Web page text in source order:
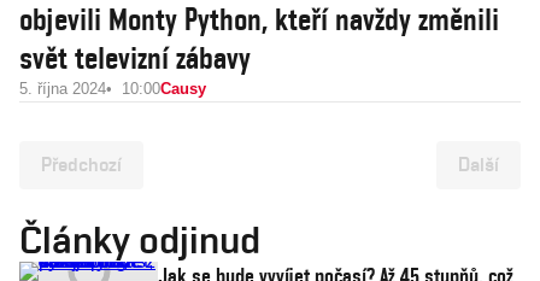
objevili Monty Python, kteří navždy změnili
svět televizní zábavy
5. října 2024 10:00Causy
Předchozí Další
Články odjinud
Jak se bude vyvíjet počasí? Až 45 stupňů, což